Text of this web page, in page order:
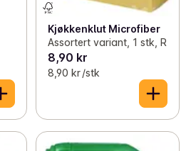
Kjøkkenklut Microfiber
Assortert variant, 1 stk, R
8,90 kr
8,90 kr /stk